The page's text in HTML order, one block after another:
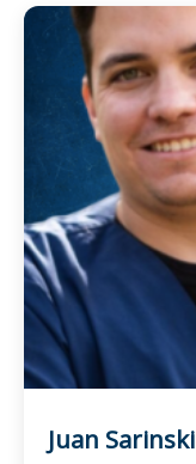
Juan Sarinski